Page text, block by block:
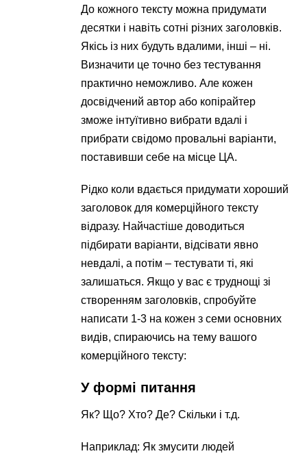
До кожного тексту можна придумати
десятки і навіть сотні різних заголовків.
Якісь із них будуть вдалими, інші – ні.
Визначити це точно без тестування
практично неможливо. Але кожен
досвідчений автор або копірайтер
зможе інтуїтивно вибрати вдалі і
прибрати свідомо провальні варіанти,
поставивши себе на місце ЦА.
Рідко коли вдається придумати хороший
заголовок для комерційного тексту
відразу. Найчастіше доводиться
підбирати варіанти, відсівати явно
невдалі, а потім – тестувати ті, які
залишаться. Якщо у вас є труднощі зі
створенням заголовків, спробуйте
написати 1-3 на кожен з семи основних
видів, спираючись на тему вашого
комерційного тексту:
У формі питання
Як? Що? Хто? Де? Скільки і т.д.
Наприклад: Як змусити людей